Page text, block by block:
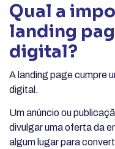
Qual a
landing
digital?
A landing page cumpre
digital.
Um anúncio ou
divulgar uma oferta da
algum lugar para